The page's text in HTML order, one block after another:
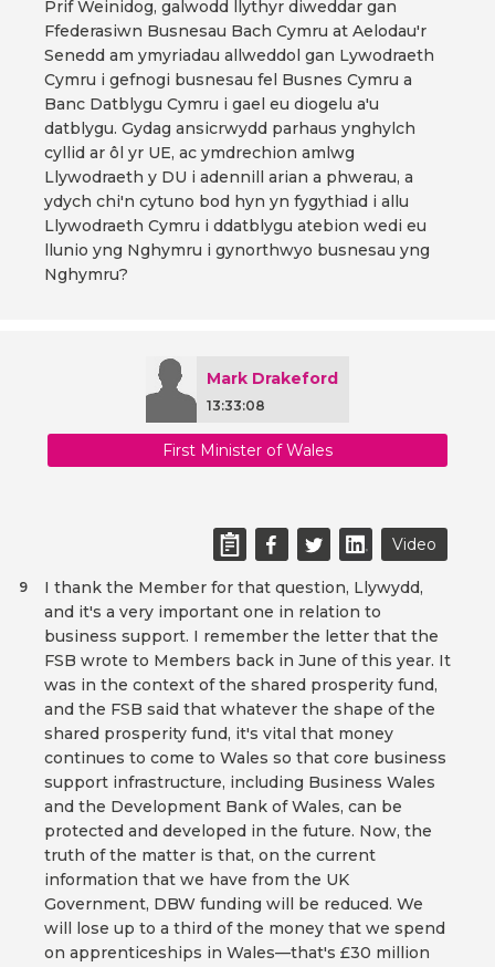
Prif Weinidog, galwodd llythyr diweddar gan
Ffederasiwn Busnesau Bach Cymru at Aelodau'r
Senedd am ymyriadau allweddol gan Lywodraeth
Cymru i gefnogi busnesau fel Busnes Cymru a
Banc Datblygu Cymru i gael eu diogelu a'u
datblygu. Gydag ansicrwydd parhaus ynghylch
cyllid ar ôl yr UE, ac ymdrechion amlwg
Llywodraeth y DU i adennill arian a phwerau, a
ydych chi'n cytuno bod hyn yn fygythiad i allu
Llywodraeth Cymru i ddatblygu atebion wedi eu
llunio yng Nghymru i gynorthwyo busnesau yng
Nghymru?
Mark Drakeford
13:33:08
First Minister of Wales
Video
I thank the Member for that question, Llywydd,
and it's a very important one in relation to
business support. I remember the letter that the
FSB wrote to Members back in June of this year. It
was in the context of the shared prosperity fund,
and the FSB said that whatever the shape of the
shared prosperity fund, it's vital that money
continues to come to Wales so that core business
support infrastructure, including Business Wales
and the Development Bank of Wales, can be
protected and developed in the future. Now, the
truth of the matter is that, on the current
information that we have from the UK
Government, DBW funding will be reduced. We
will lose up to a third of the money that we spend
on apprenticeships in Wales—that's £30 million
9